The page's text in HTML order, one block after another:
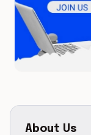
About Us